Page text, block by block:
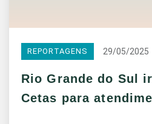
REPORTAGENS 29/05/2025
Rio Grande do Sul
Cetas para